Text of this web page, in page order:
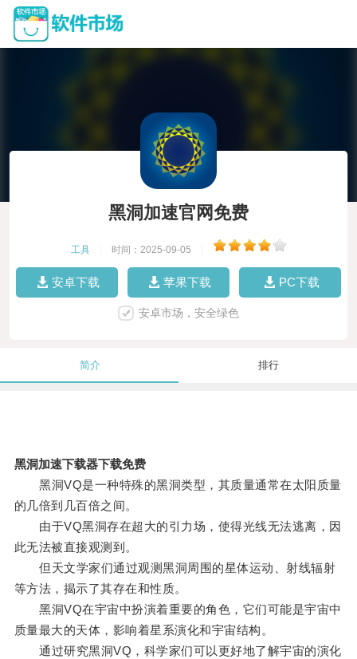
黑洞加速官网免费
工具 时间：2025-09-05
安卓下载 苹果下载 PC下载
安卓市场，安全绿色
简介 排行
黑洞加速下载器下载免费
黑洞VQ是一种特殊的黑洞类型，其质量通常在太阳质量
的几倍到几百倍之间。
由于VQ黑洞存在超大的引力场，使得光线无法逃离，因
此无法被直接观测到。
但天文学家们通过观测黑洞周围的星体运动、射线辐射
等方法，揭示了其存在和性质。
黑洞VQ在宇宙中扮演着重要的角色，它们可能是宇宙中
质量最大的天体，影响着星系演化和宇宙结构。
通过研究黑洞VQ，科学家们可以更好地了解宇宙的演化